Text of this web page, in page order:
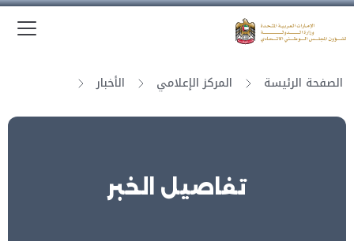
الصفحة الرئيسة المركز الإعلامي الأخبار
تفاصيل الخبر